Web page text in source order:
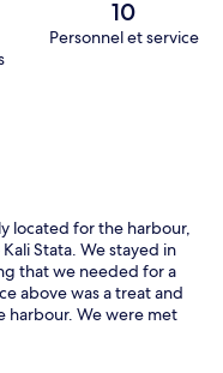
10
Personnel et service
located for the harbour,
Stata. We stayed in
that we needed for a
above was a treat and
harbour. We were met
welcome by all of the